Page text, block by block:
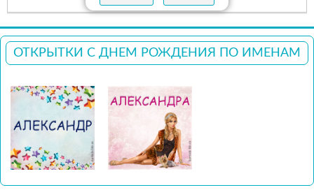
ОТКРЫТКИ С ДНЕМ РОЖДЕНИЯ ПО ИМЕНАМ